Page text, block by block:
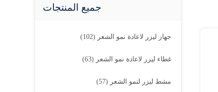
جميع المنتجات
جهاز ليزر لاعادة نمو الشعر (102)
غطاء ليزر لاعادة نمو الشعر (63)
مشط ليزر لنمو الشعر (57)